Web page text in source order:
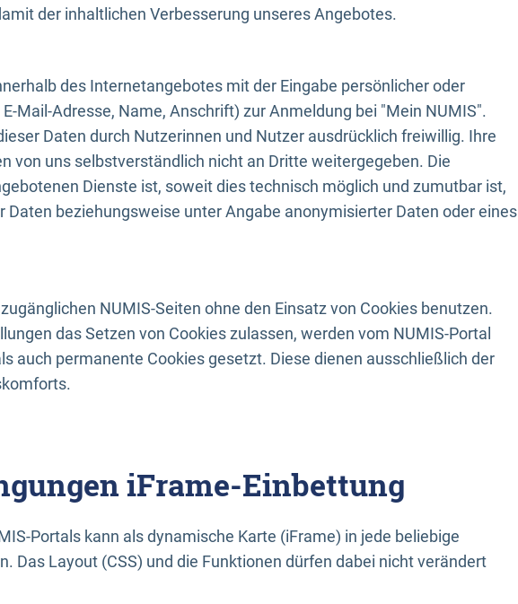
der inhaltlichen Verbesserung unseres Angebotes.
des Internetangebotes mit der Eingabe persönlicher oder
Mail-Adresse, Name, Anschrift) zur Anmeldung bei "Mein NUMIS".
Daten durch Nutzerinnen und Nutzer ausdrücklich freiwillig. Ihre
von uns selbstverständlich nicht an Dritte weitergegeben. Die
Dienste ist, soweit dies technisch möglich und zumutbar ist,
Daten beziehungsweise unter Angabe anonymisierter Daten oder eines
NUMIS-Seiten ohne den Einsatz von Cookies benutzen.
das Setzen von Cookies zulassen, werden vom NUMIS-Portal
auch permanente Cookies gesetzt. Diese dienen ausschließlich der
iFrame-Einbettung
Portals kann als dynamische Karte (iFrame) in jede beliebige
Das Layout (CSS) und die Funktionen dürfen dabei nicht verändert